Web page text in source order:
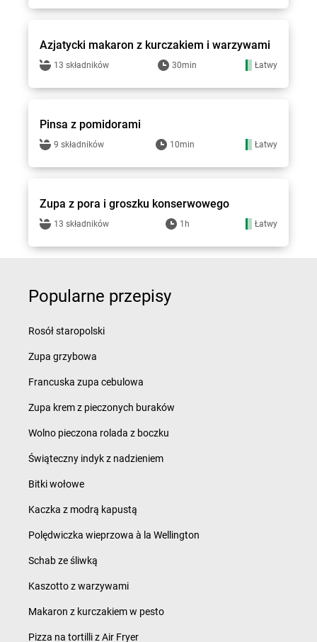
Groszek - przepisy
Azjatycki makaron z kurczakiem i warzywami
13 składników 30min Łatwy
Groszek - przepisy
Pinsa z pomidorami
9 składników 10min Łatwy
Groszek - przepisy
Zupa z pora i groszku konserwowego
13 składników 1h Łatwy
Popularne przepisy
Rosół staropolski
Zupa grzybowa
Francuska zupa cebulowa
Zupa krem z pieczonych buraków
Wolno pieczona rolada z boczku
Świąteczny indyk z nadzieniem
Bitki wołowe
Kaczka z modrą kapustą
Polędwiczka wieprzowa à la Wellington
Schab ze śliwką
Kaszotto z warzywami
Makaron z kurczakiem w pesto
Pizza na tortilli z Air Fryer